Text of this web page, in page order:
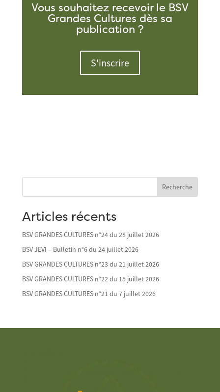
Vous souhaitez recevoir le BSV
Grandes Cultures dès sa
publication ?
S'inscrire
Recherche
Articles récents
BSV GRANDES CULTURES n°24 du 28 juillet 2026
BSV JEVI – Bulletin n°6 du 24 juillet 2026
BSV GRANDES CULTURES n°23 du 21 juillet 2026
BSV GRANDES CULTURES n°22 du 15 juillet 2026
BSV GRANDES CULTURES n°21 du 7 juillet 2026